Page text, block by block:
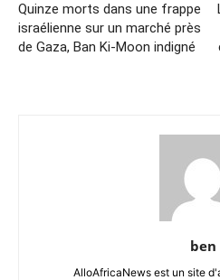
Quinze morts dans une frappe
israélienne sur un marché près
de Gaza, Ban Ki-Moon indigné
ben
AlloAfricaNews est un site